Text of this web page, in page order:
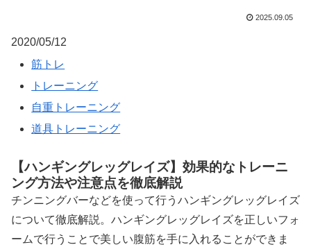
2025.09.05
2020/05/12
筋トレ
トレーニング
自重トレーニング
道具トレーニング
【ハンギングレッグレイズ】効果的なトレーニ
ング方法や注意点を徹底解説
チンニングバーなどを使って行うハンギングレッグレイズ
について徹底解説。ハンギングレッグレイズを正しいフォ
ームで行うことで美しい腹筋を手に入れることができま